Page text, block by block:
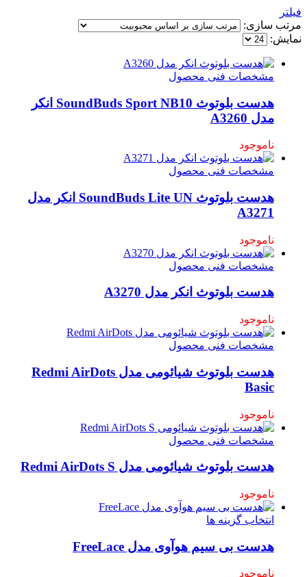
فیلتر
مرتب سازی:
نمایش:
مشخصات فنی محصول
هدست بلوتوث SoundBuds Sport NB10 انکر
مدل A3260
ناموجود
مشخصات فنی محصول
هدست بلوتوث SoundBuds Lite UN انکر مدل
A3271
ناموجود
مشخصات فنی محصول
هدست بلوتوث انکر مدل A3270
ناموجود
مشخصات فنی محصول
هدست بلوتوث شیائومی مدل Redmi AirDots
Basic
ناموجود
مشخصات فنی محصول
هدست بلوتوث شیائومی مدل Redmi AirDots S
ناموجود
انتخاب گزینه ها
هدست بی سیم هوآوی مدل FreeLace
ناموجود